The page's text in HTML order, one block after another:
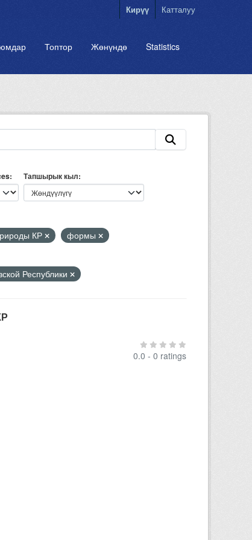
Кирүү Катталуу
Топтор Жөнүндө Statistics
Тапшырык кыл
КР
формы
Республики
0.0 - 0 ratings